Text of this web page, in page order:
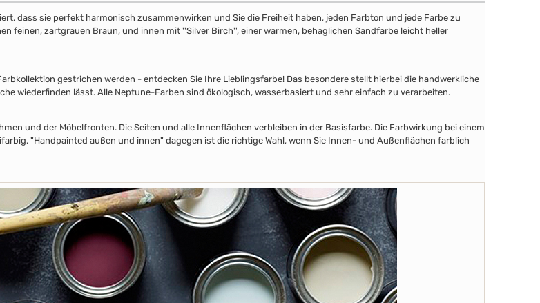
dass sie perfekt harmonisch zusammenwirken und Sie die Freiheit haben, jeden Farbton und jede Farbe zu
feinen, zartgrauen Braun, und innen mit ''Silver Birch'', einer warmen, behaglichen Sandfarbe leicht heller
gestrichen werden - entdecken Sie Ihre Lieblingsfarbe! Das besondere stellt hierbei die handwerkliche
wiederfinden lässt. Alle Neptune-Farben sind ökologisch, wasserbasiert und sehr einfach zu verarbeiten.
und der Möbelfronten. Die Seiten und alle Innenflächen verbleiben in der Basisfarbe. Die Farbwirkung bei einem
"Handpainted außen und innen" dagegen ist die richtige Wahl, wenn Sie Innen- und Außenflächen farblich